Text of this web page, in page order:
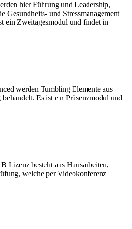
hier Führung und Leadership,
Gesundheits- und Stressmanagement
ein Zweitagesmodul und findet in
werden Tumbling Elemente aus
Es ist ein Präsenzmodul und
Lizenz besteht aus Hausarbeiten,
welche per Videokonferenz